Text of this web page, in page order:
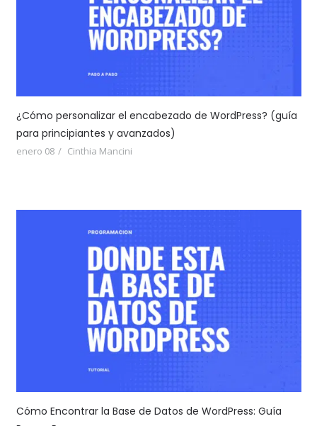
¿Cómo personalizar el encabezado de WordPress? (guía
para principiantes y avanzados)
enero 08 Cinthia Mancini
Cómo Encontrar la Base de Datos de WordPress: Guía